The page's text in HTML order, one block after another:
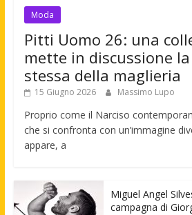
Moda
Pitti Uomo 26: una
mette in discussione
stessa della maglieria
15 Giugno 2026 Massimo Lupo
Proprio come il Narciso
che si confronta con un’immagine
appare, a
Miguel Angel
campagna di